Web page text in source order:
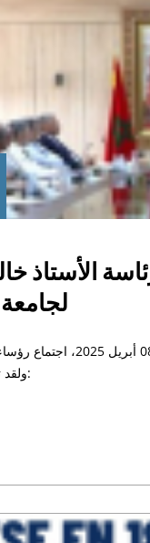
جامعة
تخلد
الأستاذ
رأس الأستاذ خاليد مهدي، الرئيس
ولقد تضمن جدول أعمال هذا الاجتماع النقط التالية: